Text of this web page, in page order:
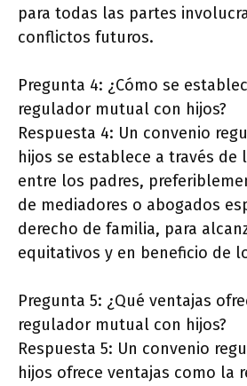
para todas las partes
conflictos futuros.
Pregunta 4: ¿Cómo se
regulador mutual con hijos?
Respuesta 4: Un convenio
hijos se establece a través de
entre los padres,
de mediadores o abogados
derecho de familia, para
equitativos y en beneficio de
Pregunta 5: ¿Qué ventajas
regulador mutual con hijos?
Respuesta 5: Un convenio
hijos ofrece ventajas como la